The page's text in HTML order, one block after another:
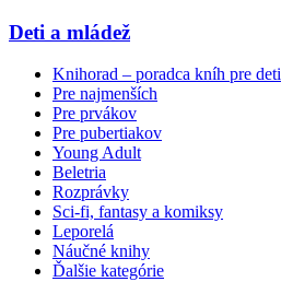
Deti a mládež
Knihorad – poradca kníh pre deti
Pre najmenších
Pre prvákov
Pre pubertiakov
Young Adult
Beletria
Rozprávky
Sci-fi, fantasy a komiksy
Leporelá
Náučné knihy
Ďalšie kategórie